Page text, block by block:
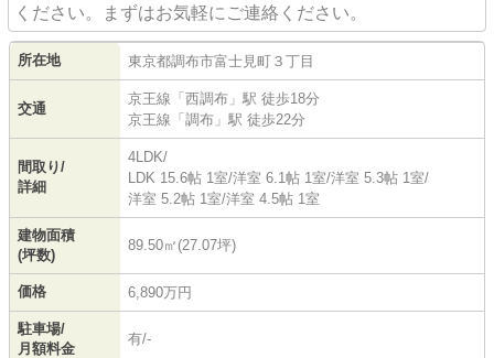
ください。まずはお気軽にご連絡ください。
所在地 東京都調布市富士見町 ３丁目
交通
京王線 「 西調布 」駅 徒歩18分
京王線 「 調布 」駅 徒歩22分
間取り/
詳細
4LDK/
LDK 15.6帖 1室/洋室 6.1帖 1室/洋室 5.3帖 1室/
洋室 5.2帖 1室/洋室 4.5帖 1室
建物面積
(坪数)
89.50㎡(27.07坪)
価格 6,890万円
駐車場/
月額料金
有/-